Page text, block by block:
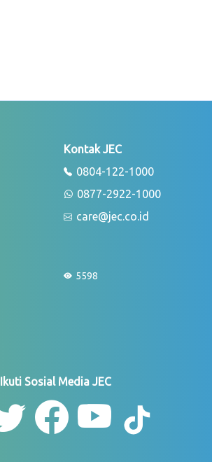
Kontak JEC
0804-122-1000
0877-2922-1000
care@jec.co.id
5598
Ikuti Sosial Media JEC